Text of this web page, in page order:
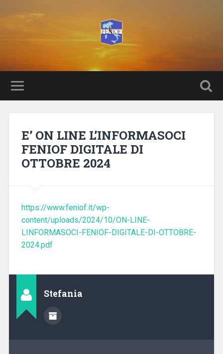
E’ ON LINE L’INFORMASOCI
FENIOF DIGITALE DI
OTTOBRE 2024
https://www.feniof.it/wp-
content/uploads/2024/10/ON-LINE-
LINFORMASOCI-FENIOF-DIGITALE-DI-OTTOBRE-
2024.pdf
Stefania